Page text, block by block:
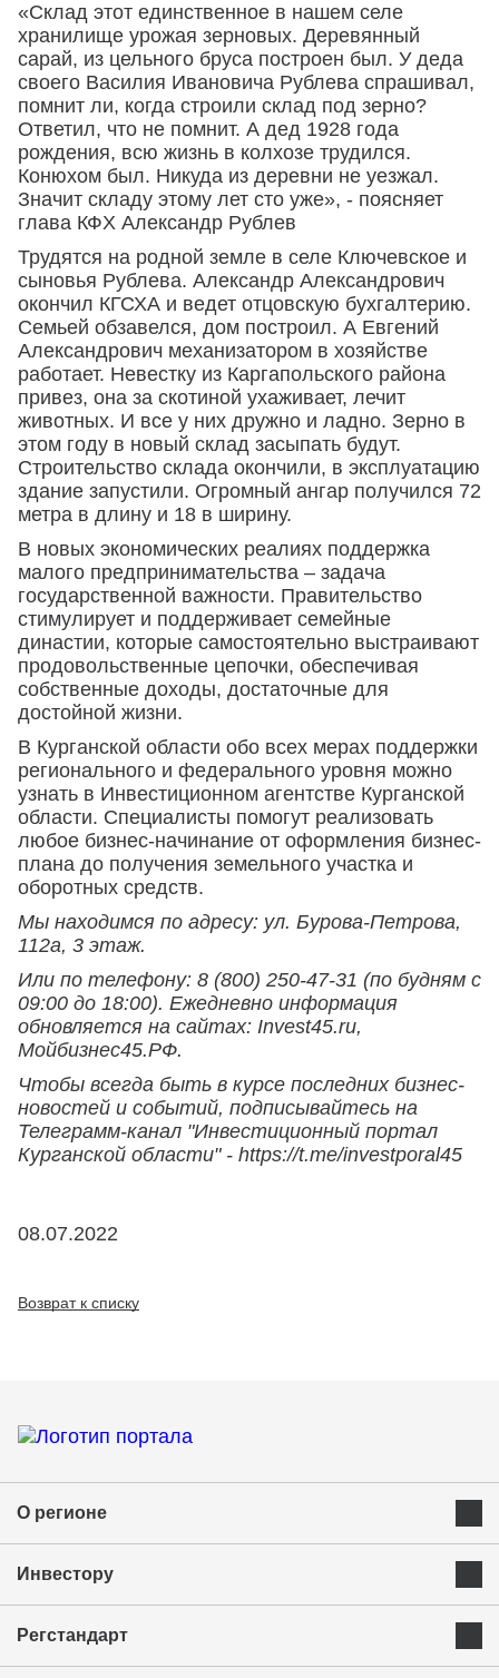
«Склад этот единственное в нашем селе
хранилище урожая зерновых. Деревянный
сарай, из цельного бруса построен был. У деда
своего Василия Ивановича Рублева спрашивал,
помнит ли, когда строили склад под зерно?
Ответил, что не помнит. А дед 1928 года
рождения, всю жизнь в колхозе трудился.
Конюхом был. Никуда из деревни не уезжал.
Значит складу этому лет сто уже», - поясняет
глава КФХ Александр Рублев
Трудятся на родной земле в селе Ключевское и
сыновья Рублева. Александр Александрович
окончил КГСХА и ведет отцовскую бухгалтерию.
Семьей обзавелся, дом построил. А Евгений
Александрович механизатором в хозяйстве
работает. Невестку из Каргапольского района
привез, она за скотиной ухаживает, лечит
животных. И все у них дружно и ладно. Зерно в
этом году в новый склад засыпать будут.
Строительство склада окончили, в эксплуатацию
здание запустили. Огромный ангар получился 72
метра в длину и 18 в ширину.
В новых экономических реалиях поддержка
малого предпринимательства – задача
государственной важности. Правительство
стимулирует и поддерживает семейные
династии, которые самостоятельно выстраивают
продовольственные цепочки, обеспечивая
собственные доходы, достаточные для
достойной жизни.
В Курганской области обо всех мерах поддержки
регионального и федерального уровня можно
узнать в Инвестиционном агентстве Курганской
области. Специалисты помогут реализовать
любое бизнес-начинание от оформления бизнес-
плана до получения земельного участка и
оборотных средств.
Мы находимся по адресу: ул. Бурова-Петрова,
112а, 3 этаж.
Или по телефону: 8 (800) 250-47-31 (по будням с
09:00 до 18:00). Ежедневно информация
обновляется на сайтах: Invest45.ru,
Мойбизнес45.РФ.
Чтобы всегда быть в курсе последних бизнес-
новостей и событий, подписывайтесь на
Телеграмм-канал "Инвестиционный портал
Курганской области" - https://t.me/investporal45
08.07.2022
Возврат к списку
О регионе
Экономика и ресурсы
Успешные бренды Курганской области
Инвестору
Приоритетные инвестиционные направления
Регстандарт